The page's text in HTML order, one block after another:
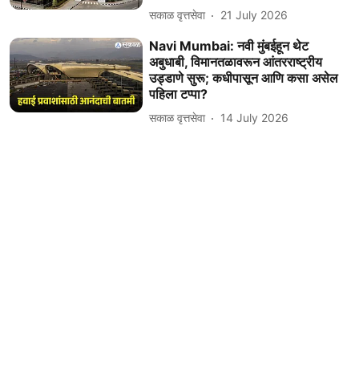
सकाळ वृत्तसेवा 21 July 2026
Navi Mumbai: नवी मुंबईहून थेट
अबुधाबी, विमानतळावरून आंतरराष्ट्रीय
उड्डाणे सुरू; कधीपासून आणि कसा असेल
पहिला टप्पा?
सकाळ वृत्तसेवा 14 July 2026